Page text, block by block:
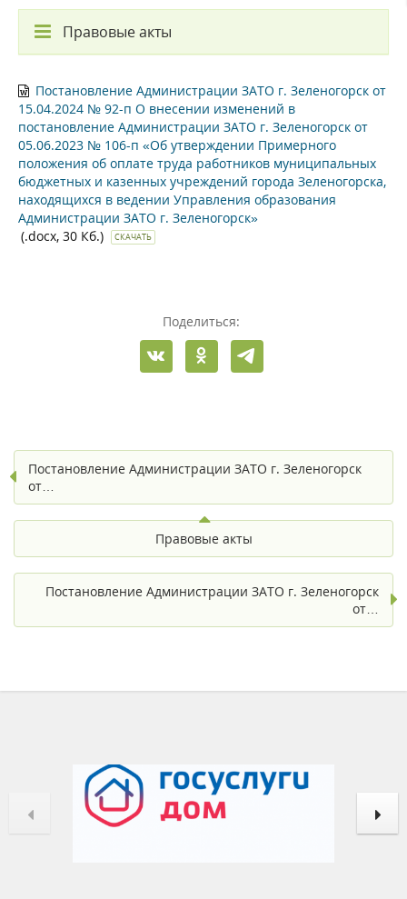
Правовые акты
Постановление Администрации ЗАТО г. Зеленогорск от
15.04.2024 № 92-п О внесении изменений в
постановление Администрации ЗАТО г. Зеленогорск от
05.06.2023 № 106-п «Об утверждении Примерного
положения об оплате труда работников муниципальных
бюджетных и казенных учреждений города Зеленогорска,
находящихся в ведении Управления образования
Администрации ЗАТО г. Зеленогорск»
(.docx, 30 Кб.)
СКАЧАТЬ
Поделиться:
Постановление Администрации ЗАТО г. Зеленогорск
от…
Правовые акты
Постановление Администрации ЗАТО г. Зеленогорск
от…